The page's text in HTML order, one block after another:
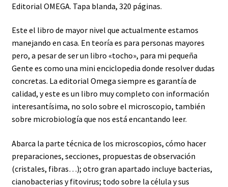
Editorial OMEGA. Tapa blanda, 320 páginas.
Este el libro de mayor nivel que actualmente estamos
manejando en casa. En teoría es para personas mayores
pero, a pesar de ser un libro «tocho», para mi pequeña
Gente es como una mini enciclopedia donde resolver dudas
concretas. La editorial Omega siempre es garantía de
calidad, y este es un libro muy completo con información
interesantísima, no solo sobre el microscopio, también
sobre microbiología que nos está encantando leer.
Abarca la parte técnica de los microscopios, cómo hacer
preparaciones, secciones, propuestas de observación
(cristales, fibras…); otro gran apartado incluye bacterias,
cianobacterias y fitovirus; todo sobre la célula y sus